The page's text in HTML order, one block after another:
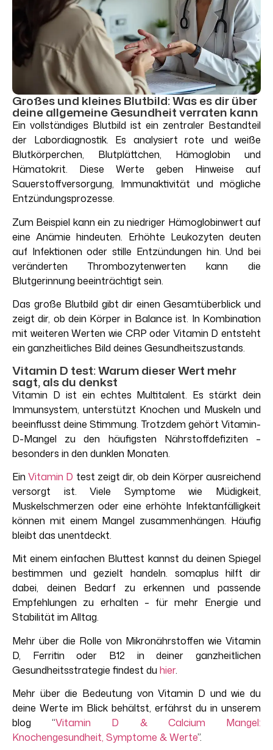
Großes und kleines Blutbild: Was es dir über
deine allgemeine Gesundheit verraten kann
Ein vollständiges Blutbild ist ein zentraler Bestandteil
der Labordiagnostik. Es analysiert rote und weiße
Blutkörperchen, Blutplättchen, Hämoglobin und
Hämatokrit. Diese Werte geben Hinweise auf
Sauerstoffversorgung, Immunaktivität und mögliche
Entzündungsprozesse.
Zum Beispiel kann ein zu niedriger Hämoglobinwert auf
eine Anämie hindeuten. Erhöhte Leukozyten deuten
auf Infektionen oder stille Entzündungen hin. Und bei
veränderten Thrombozytenwerten kann die
Blutgerinnung beeinträchtigt sein.
Das große Blutbild gibt dir einen Gesamtüberblick und
zeigt dir, ob dein Körper in Balance ist. In Kombination
mit weiteren Werten wie CRP oder Vitamin D entsteht
ein ganzheitliches Bild deines Gesundheitszustands.
Vitamin D test: Warum dieser Wert mehr
sagt, als du denkst
Vitamin D ist ein echtes Multitalent. Es stärkt dein
Immunsystem, unterstützt Knochen und Muskeln und
beeinflusst deine Stimmung. Trotzdem gehört Vitamin-
D-Mangel zu den häufigsten Nährstoffdefiziten –
besonders in den dunklen Monaten.
EinVitamin D test zeigt dir, ob dein Körper ausreichend
versorgt ist. Viele Symptome wie Müdigkeit,
Muskelschmerzen oder eine erhöhte Infektanfälligkeit
können mit einem Mangel zusammenhängen. Häufig
bleibt das unentdeckt.
Mit einem einfachen Bluttest kannst du deinen Spiegel
bestimmen und gezielt handeln. somaplus hilft dir
dabei, deinen Bedarf zu erkennen und passende
Empfehlungen zu erhalten – für mehr Energie und
Stabilität im Alltag.
Mehr über die Rolle von Mikronährstoffen wie Vitamin
D, Ferritin oder B12 in deiner ganzheitlichen
Gesundheitsstrategie findest du hier.
Mehr überdie Bedeutung von Vitamin D undwie du
deine Werte im Blick behältst, erfährst du in unserem
blog“Vitamin D & Calcium Mangel:
Knochengesundheit, Symptome &Werte”.